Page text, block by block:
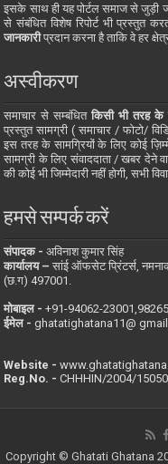
इसके साथ ही यह पोर्टल समाज से जुड़ी
से संबंधित विशेष रिपोर्ट भी प्रस्तुत
जानकारीप्रदान करना है ताकि वे हर
अस्वीकरण
समाचार से सम्बंधितकिसी भी तरह के
प्रस्तुत सामग्री ( समाचार / फोटो/
इस तरह के सामग्रियों के लिए कोई
सामग्री के लिए संवाददाता / खबर देने
की कोई भी जिम्मेदारी नहीं होगी, सभी
हमसे सम्पर्क करें
संपादक -अविनाश कुमार सिंह
कार्यालय –सांई ऑफसेट प्रिंटर्स,
(छ.ग) 497001.
मोबाइल - ‪+91-94062-
ईमेल -ghatatighatana11@
Website -
Reg.No. -CHHHIN/2004/15050
Copyright © Ghatati Ghatana